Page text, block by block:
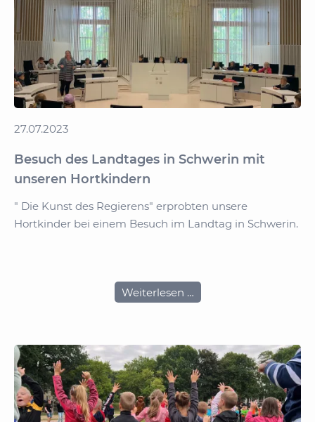
27.07.2023
Besuch des Landtages in Schwerin mit
unseren Hortkindern
" Die Kunst des Regierens" erprobten unsere
Hortkinder bei einem Besuch im Landtag in Schwerin.
Weiterlesen …Besuch
des
Schwerin
mit
unseren
Hortkindern